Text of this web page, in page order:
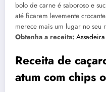
bolo de carne é saboroso e
até ficarem levemente
merece mais um lugar no seu
Obtenha a receita:
Receita de
atum com chips